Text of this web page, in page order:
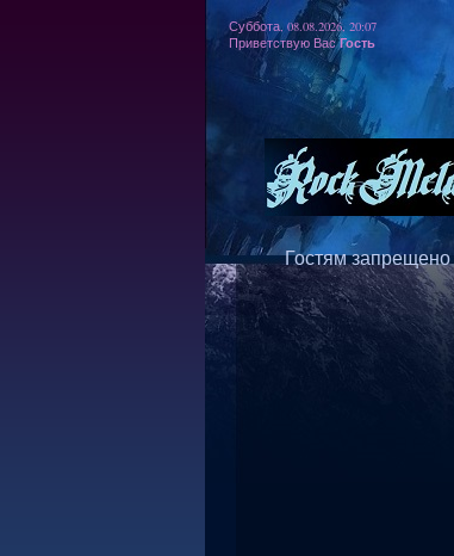
Суббота, 08.08.2026, 20:07
Приветствую Вас Гость
Гостям запрещено